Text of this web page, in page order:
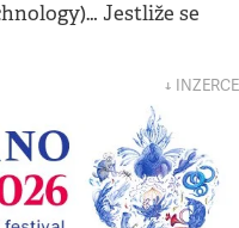
Jestliže se
↓ INZERCE